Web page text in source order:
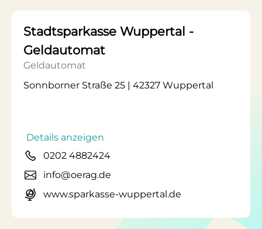
Stadtsparkasse Wuppertal -
Geldautomat
Geldautomat
Sonnborner Straße 25 | 42327 Wuppertal
Details anzeigen
0202 4882424
info@oerag.de
www.sparkasse-wuppertal.de